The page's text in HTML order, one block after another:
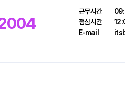
근무시간
점심시간
E-mail